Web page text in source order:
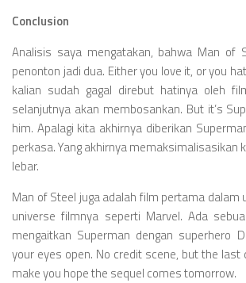
Conclusion
Analisis saya mengatakan, bahwa Man of
penonton jadi dua. Either you love it, or you
kalian sudah gagal direbut hatinya oleh
selanjutnya akan membosankan. But it’s
him. Apalagi kita akhirnya diberikan
perkasa. Yang akhirnya memaksimalisasikan
lebar.
Man of Steel juga adalah film pertama dalam
universe filmnya seperti Marvel. Ada
mengaitkan Superman dengan superhero
your eyes open. No credit scene, but the last
make you hope the sequel comes tomorrow.